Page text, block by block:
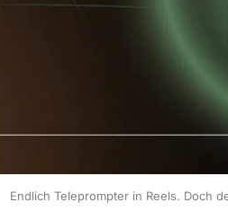
Endlich Teleprompter in Reels. Doch